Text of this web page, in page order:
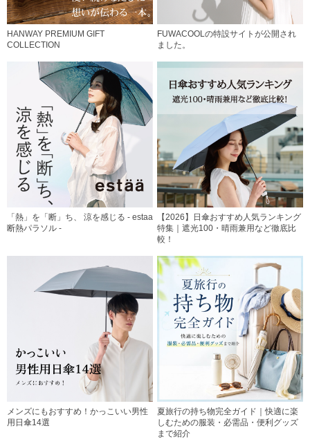
HANWAY PREMIUM GIFT
COLLECTION
FUWACOOLの特設サイトが公開され
ました。
「熱」を「断」ち、 涼を感じる - estaa
断熱パラソル -
【2026】日傘おすすめ人気ランキング
特集｜遮光100・晴雨兼用など徹底比
較！
メンズにもおすすめ！かっこいい男性
用日傘14選
夏旅行の持ち物完全ガイド｜快適に楽
しむための服装・必需品・便利グッズ
まで紹介